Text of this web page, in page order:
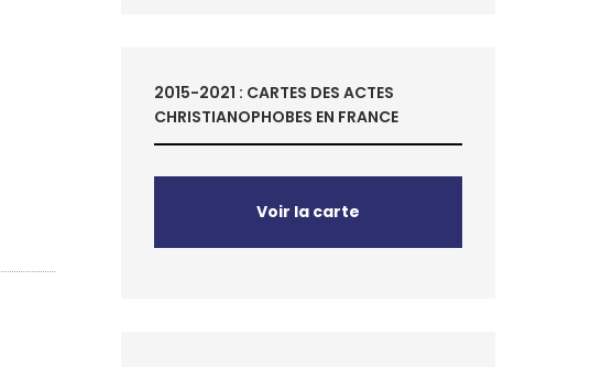
2015-2021 : CARTES DES ACTES
CHRISTIANOPHOBES EN FRANCE
Voir la carte